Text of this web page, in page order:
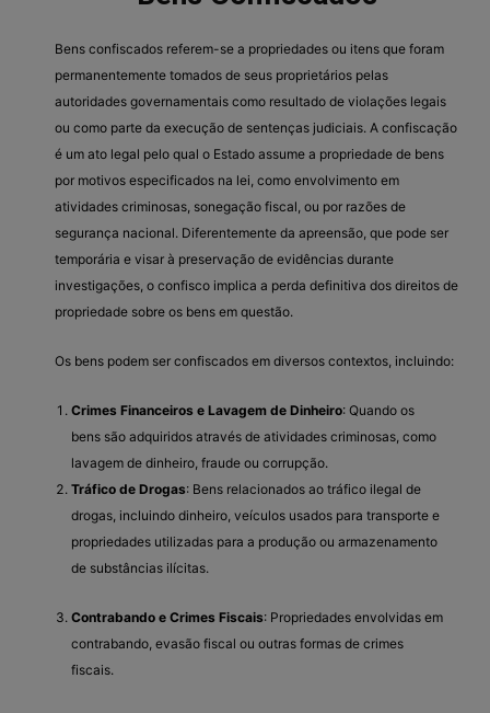
Bens confiscados referem-se a propriedades ou itens que foram
permanentemente tomados de seus proprietários pelas
autoridades governamentais como resultado de violações legais
ou como parte da execução de sentenças judiciais. A confiscação
é um ato legal pelo qual o Estado assume a propriedade de bens
por motivos especificados na lei, como envolvimento em
atividades criminosas, sonegação fiscal, ou por razões de
segurança nacional. Diferentemente da apreensão, que pode ser
temporária e visar à preservação de evidências durante
investigações, o confisco implica a perda definitiva dos direitos de
propriedade sobre os bens em questão.
Os bens podem ser confiscados em diversos contextos, incluindo:
Crimes Financeiros e Lavagem de Dinheiro: Quando os
bens são adquiridos através de atividades criminosas, como
lavagem de dinheiro, fraude ou corrupção.
Tráfico de Drogas: Bens relacionados ao tráfico ilegal de
drogas, incluindo dinheiro, veículos usados para transporte e
propriedades utilizadas para a produção ou armazenamento
de substâncias ilícitas.
Contrabando e Crimes Fiscais: Propriedades envolvidas em
contrabando, evasão fiscal ou outras formas de crimes
fiscais.